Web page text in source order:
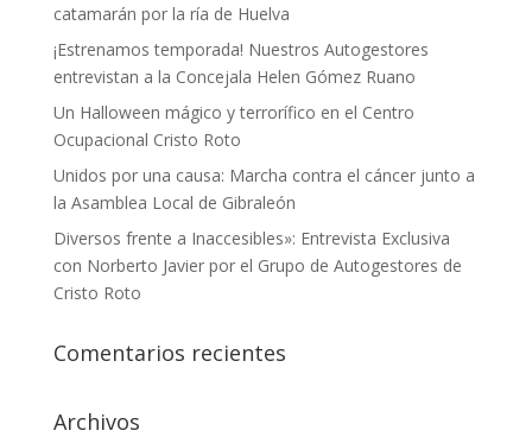
catamarán por la ría de Huelva
¡Estrenamos temporada! Nuestros Autogestores
entrevistan a la Concejala Helen Gómez Ruano
Un Halloween mágico y terrorífico en el Centro
Ocupacional Cristo Roto
Unidos por una causa: Marcha contra el cáncer junto a
la Asamblea Local de Gibraleón
Diversos frente a Inaccesibles»: Entrevista Exclusiva
con Norberto Javier por el Grupo de Autogestores de
Cristo Roto
Comentarios recientes
Archivos